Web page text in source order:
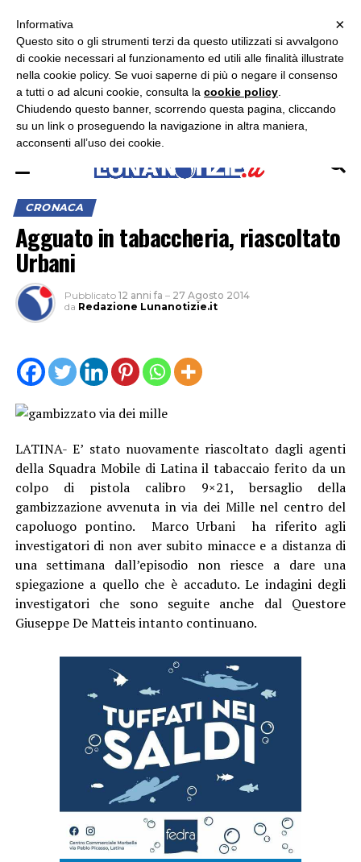
ASCOLTA RADIO LUNA
CRONACA
Agguato in tabaccheria, riascoltato
Urbani
Pubblicato 12 anni fa – 27 Agosto 2014
da Redazione Lunanotizie.it
LATINA- E’ stato nuovamente riascoltato dagli agenti
della Squadra Mobile di Latina il tabaccaio ferito da un
colpo di pistola calibro 9×21, bersaglio della
gambizzazione avvenuta in via dei Mille nel centro del
capoluogo pontino. Marco Urbani ha riferito agli
investigatori di non aver subito minacce e a distanza di
una settimana dall’episodio non riesce a dare una
spiegazione a quello che è accaduto. Le indagini degli
investigatori che sono seguite anche dal Questore
Giuseppe De Matteis intanto continuano.
×
×
Informativa
Questo sito o gli strumenti terzi da questo utilizzati si avvalgono
di cookie necessari al funzionamento ed utili alle finalità illustrate
nella cookie policy. Se vuoi saperne di più o negare il consenso
a tutti o ad alcuni cookie, consulta la cookie policy
Chiudendo questo banner, scorrendo questa pagina, cliccando
su un link o proseguendo la navigazione in altra maniera,
acconsenti all’uso dei cookie.